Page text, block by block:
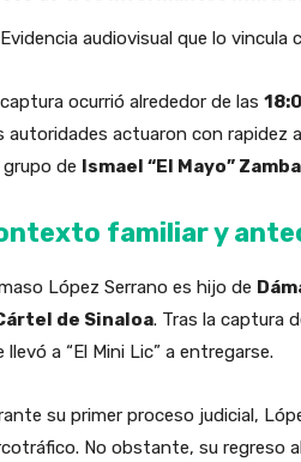
Evidencia audiovisual que lo vincula
ocurrió alrededor de las
autoridades actuaron con rapidez
grupo de Ismael “El Mayo”
familiar y
López Serrano es hijo de
de Sinaloa. Tras la captura
llevó a “El Mini Lic” a entregarse.
su primer proceso judicial,
No obstante, su regreso